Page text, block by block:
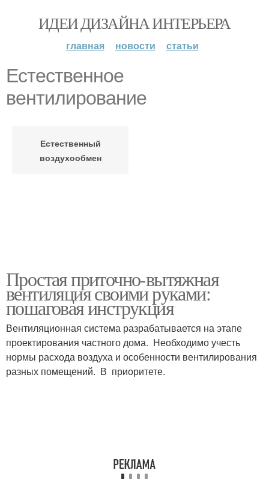
ИДЕИ ДИЗАЙНА ИНТЕРЬЕРА
главная новости статьи
Естественное
вентилирование
Естественный
воздухообмен
Простая приточно-вытяжная
вентиляция своими руками:
пошаговая инструкция
Вентиляционная система разрабатывается на этапе
проектирования частного дома. Необходимо учесть
нормы расхода воздуха и особенности вентилирования
разных помещений. В приоритете.